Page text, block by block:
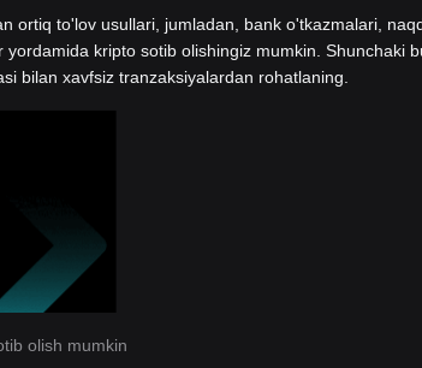
ortiq to'lov usullari, jumladan, bank o'tkazmalari,
kripto sotib olishingiz mumkin. Shunchaki
bilan xavfsiz tranzaksiyalardan rohatlaning.
olish mumkin